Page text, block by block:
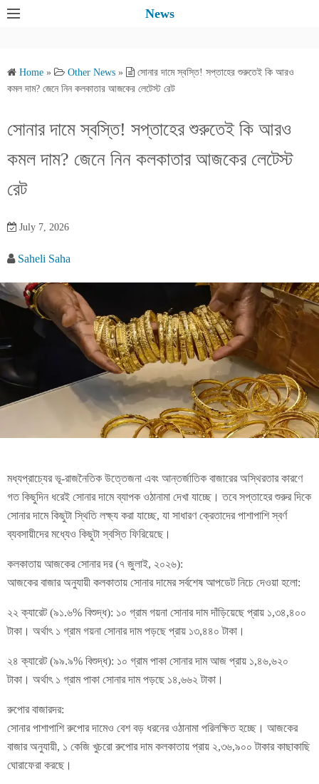
News
Home » Other News »
সোনার দামে স্বস্তি! সপ্তাহের শুরুতেই কি আরও
কমল দাম? জেনে নিন কলকাতার আজকের লেটেস্ট রেট
সোনার দামে স্বস্তি! সপ্তাহের শুরুতেই কি আরও
কমল দাম? জেনে নিন কলকাতার আজকের লেটেস্ট
রেট
July 7, 2026
Saheli Saha
মধ্যপ্রাচ্যের ভূ-রাজনৈতিক উত্তেজনা এবং আন্তর্জাতিক বাজারের অস্থিরতার কারণে
গত কিছুদিন ধরেই সোনার দামে ব্যাপক ওঠানামা দেখা যাচ্ছে। তবে সপ্তাহের শুরুর দিকে
সোনার দামে কিছুটা স্থিতি লক্ষ্য করা যাচ্ছে, যা সাধারণ ক্রেতাদের পাশাপাশি স্বর্ণ
ব্যবসায়ীদের মধ্যেও কিছুটা স্বস্তি ফিরিয়েছে।
কলকাতায় আজকের সোনার দর (৭ জুলাই, ২০২৬):
আজকের বাজার অনুযায়ী কলকাতায় সোনার দামের সর্বশেষ আপডেট নিচে দেওয়া হলো:
২২ ক্যারেট (৯১.৬% বিশুদ্ধ): ১০ গ্রাম গয়না সোনার দাম দাঁড়িয়েছে প্রায় ১,৩৪,৪০০
টাকা। অর্থাৎ ১ গ্রাম গয়না সোনার দাম পড়ছে প্রায় ১৩,৪৪০ টাকা।
২৪ ক্যারেট (৯৯.৯% বিশুদ্ধ): ১০ গ্রাম পাকা সোনার দাম আজ প্রায় ১,৪৬,৬২০
টাকা। অর্থাৎ ১ গ্রাম পাকা সোনার দাম পড়ছে ১৪,৬৬২ টাকা।
রুপোর বাজারদর:
সোনার পাশাপাশি রুপোর দামেও বেশ বড় ধরনের ওঠানামা পরিলক্ষিত হচ্ছে। আজকের
বাজার অনুযায়ী, ১ কেজি খুচরো রুপোর দাম কলকাতায় প্রায় ২,৩৬,৯০০ টাকার কাছাকাছি
ঘোরাফেরা করছে।